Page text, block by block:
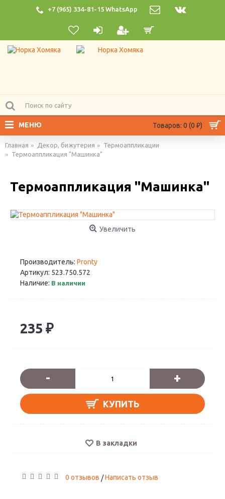
+7 (965) 334-81-15 WhatsApp
Товаров: 0 (0 ₽)
МЕНЮ
Главная Декор, бижутерия
Термоаппликации
Термоаппликация "Машинка"
Термоаппликация "Машинка"
Увеличить
Производитель: Pronty
Артикул: 523.750.572
Наличие: В наличии
235 ₽
- +
КУПИТЬ
В закладки
0 отзывов /Написать отзыв